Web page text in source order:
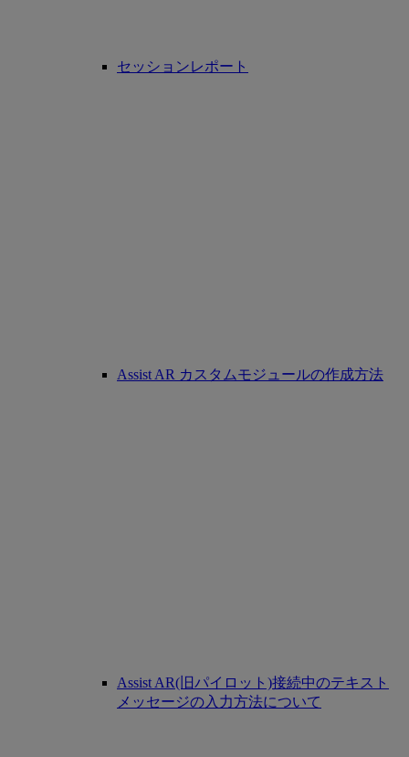
セッションレポート
Assist AR カスタムモジュールの作成方法
Assist AR(旧パイロット)接続中のテキスト
メッセージの入力方法について